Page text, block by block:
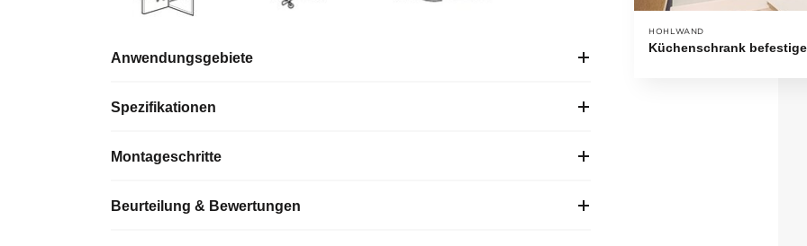
Anwendungsgebiete
Spezifikationen
Montageschritte
Beurteilung & Bewertungen
HOHLWAND
Küchenschrank